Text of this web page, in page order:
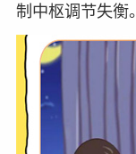
制中枢调节失衡。